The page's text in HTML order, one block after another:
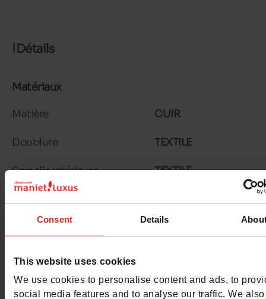
Consent Details
This website uses cookies
We use cookies to personalise content and ads, to
social media features and to analyse our traffic. We
Détails
Matériaux
Matière CUIR
Doublure TEXTILE
Semelle intérieure TEXTILE
Caractéristiques
Conseil largeur normal